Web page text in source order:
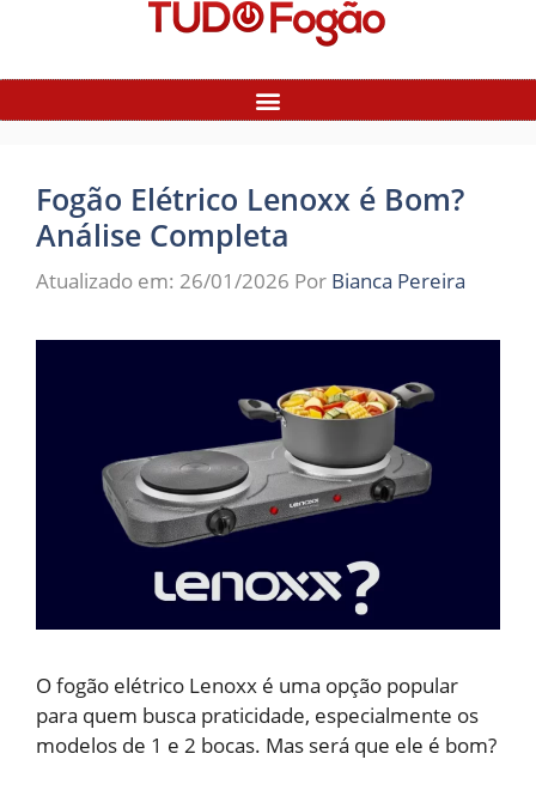
Fogão Elétrico Lenoxx é Bom?
Análise Completa
Atualizado em: 26/01/2026 Por Bianca Pereira
O fogão elétrico Lenoxx é uma opção popular
para quem busca praticidade, especialmente os
modelos de 1 e 2 bocas. Mas será que ele é bom?